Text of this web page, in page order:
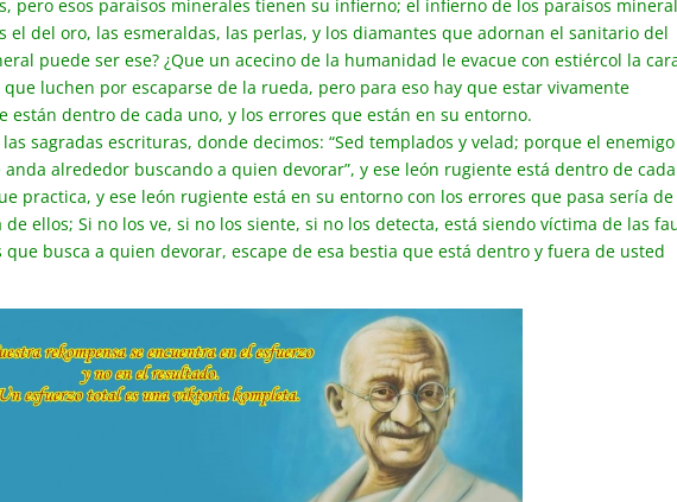
pero esos paraísos minerales tienen su infierno; el infierno de los paraísos
el del oro, las esmeraldas, las perlas, y los diamantes que adornan el sanitario del
puede ser ese? ¿Que un acecino de la humanidad le evacue con estiércol la
que luchen por escaparse de la rueda, pero para eso hay que estar vivamente
están dentro de cada uno, y los errores que están en su entorno.
sagradas escrituras, donde decimos: “Sed templados y velad; porque el
alrededor buscando a quien devorar”, y ese león rugiente está dentro de
practica, y ese león rugiente está en su entorno con los errores que pasa sería de
ellos; Si no los ve, si no los siente, si no los detecta, está siendo víctima de las
que busca a quien devorar, escape de esa bestia que está dentro y fuera de usted